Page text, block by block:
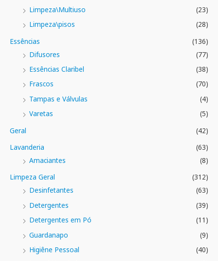
Limpeza\Multiuso
(23)
Limpeza\pisos
(28)
Essências
(136)
Difusores
(77)
Essências Claribel
(38)
Frascos
(70)
Tampas e Válvulas
(4)
Varetas
(5)
Geral
(42)
Lavanderia
(63)
Amaciantes
(8)
Limpeza Geral
(312)
Desinfetantes
(63)
Detergentes
(39)
Detergentes em Pó
(11)
Guardanapo
(9)
Higiêne Pessoal
(40)